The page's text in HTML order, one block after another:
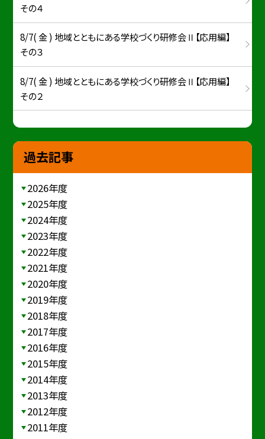
その４
8/7( 金 ) 地域とともにある学校づくり研修会Ⅱ【応用編】
その３
8/7( 金 ) 地域とともにある学校づくり研修会Ⅱ【応用編】
その２
過去記事
2026年度
2025年度
2024年度
2023年度
2022年度
2021年度
2020年度
2019年度
2018年度
2017年度
2016年度
2015年度
2014年度
2013年度
2012年度
2011年度